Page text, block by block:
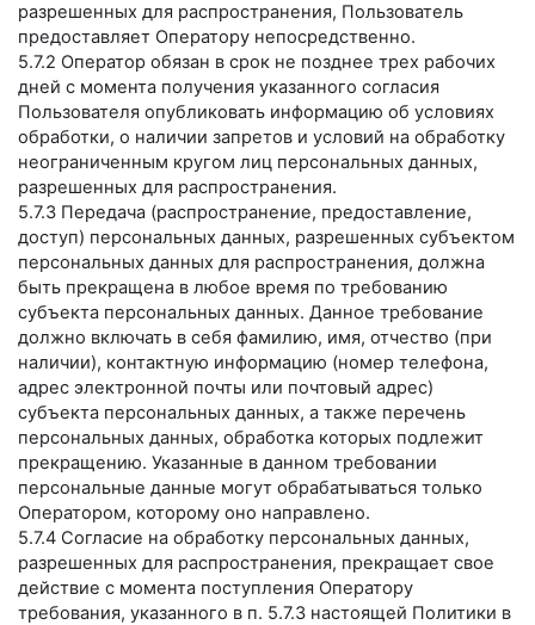
разрешенных для распространения, Пользователь
предоставляет Оператору непосредственно.
5.7.2 Оператор обязан в срок не позднее трех рабочих
дней с момента получения указанного согласия
Пользователя опубликовать информацию об условиях
обработки, о наличии запретов и условий на обработку
неограниченным кругом лиц персональных данных,
разрешенных для распространения.
5.7.3 Передача (распространение, предоставление,
доступ) персональных данных, разрешенных субъектом
персональных данных для распространения, должна
быть прекращена в любое время по требованию
субъекта персональных данных. Данное требование
должно включать в себя фамилию, имя, отчество (при
наличии), контактную информацию (номер телефона,
адрес электронной почты или почтовый адрес)
субъекта персональных данных, а также перечень
персональных данных, обработка которых подлежит
прекращению. Указанные в данном требовании
персональные данные могут обрабатываться только
Оператором, которому оно направлено.
5.7.4 Согласие на обработку персональных данных,
разрешенных для распространения, прекращает свое
действие с момента поступления Оператору
требования, указанного в п. 5.7.3 настоящей Политики в